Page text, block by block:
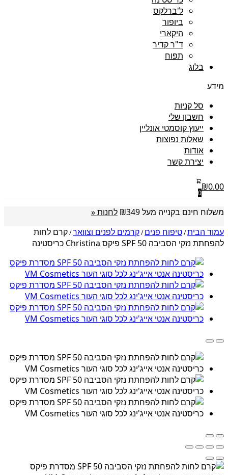
ל'ברלקס
ביופור
היקארי
ד"ר קדיר
תפוח
בלוג
מידע
סל קניות
חשבון שלי
ייעוץ קוסמטי אונליין
שאלות נפוצות
אודות
יצירת קשר
₪0.00
0
משלוח חינם בקנייה מעל ₪349
לחנות «
עמוד הבית/טיפוח פנים/קרמים לפנים וצוואר/קרם לחות
להפחתת נזקי הסביבה SPF 50 פיקס Christina כריסטינה